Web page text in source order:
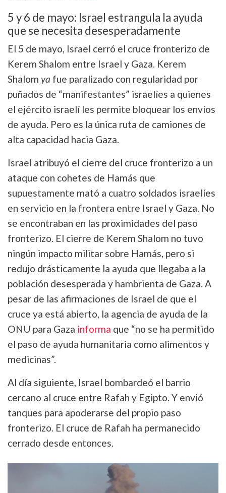
5 y 6 de mayo: Israel estrangula la ayuda
que se necesita desesperadamente
El 5 de mayo, Israel cerró el cruce fronterizo de
Kerem Shalom entre Israel y Gaza. Kerem
Shalom ya fue paralizado con regularidad por
puñados de “manifestantes” israelíes a quienes
el ejército israelí les permite bloquear los envíos
de ayuda. Pero es la única ruta de camiones de
alta capacidad hacia Gaza.
Israel atribuyó el cierre del cruce fronterizo a un
ataque con cohetes de Hamás que
supuestamente mató a cuatro soldados israelíes
en servicio en la frontera entre Israel y Gaza. No
se encontraban en las proximidades del paso
fronterizo. El cierre de Kerem Shalom no tuvo
ningún impacto militar sobre Hamás, pero si
redujo drásticamente la ayuda que llegaba a la
población desesperada y hambrienta de Gaza. A
pesar de las afirmaciones de Israel de que el
cruce ya está abierto, la agencia de ayuda de la
ONU para Gaza informa que “no se ha permitido
el paso de ayuda humanitaria como alimentos y
medicinas”.
Al día siguiente, Israel bombardeó el barrio
cercano al cruce entre Rafah y Egipto. Y envió
tanques para apoderarse del propio paso
fronterizo. El cruce de Rafah ha permanecido
cerrado desde entonces.